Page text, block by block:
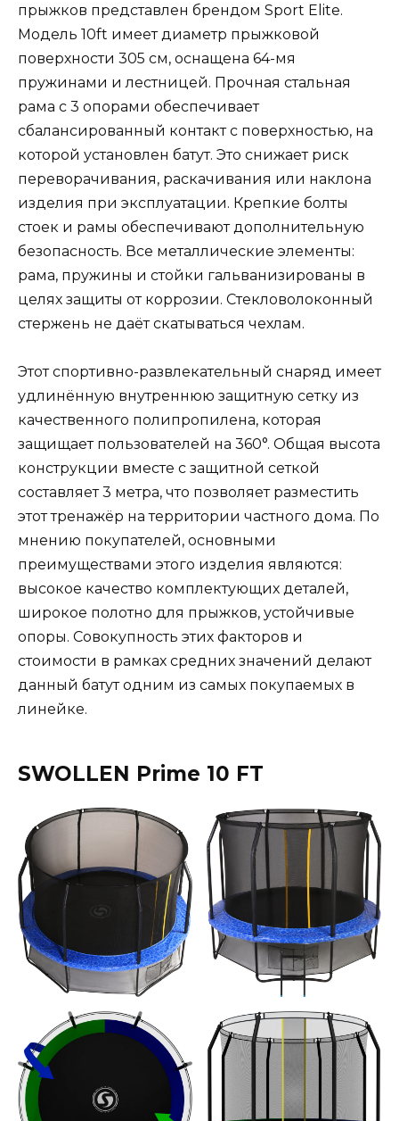
прыжков представлен брендом Sport Elite.
Модель 10ft имеет диаметр прыжковой
поверхности 305 см, оснащена 64-мя
пружинами и лестницей. Прочная стальная
рама с 3 опорами обеспечивает
сбалансированный контакт с поверхностью, на
которой установлен батут. Это снижает риск
переворачивания, раскачивания или наклона
изделия при эксплуатации. Крепкие болты
стоек и рамы обеспечивают дополнительную
безопасность. Все металлические элементы:
рама, пружины и стойки гальванизированы в
целях защиты от коррозии. Стекловолоконный
стержень не даёт скатываться чехлам.
Этот спортивно-развлекательный снаряд имеет
удлинённую внутреннюю защитную сетку из
качественного полипропилена, которая
защищает пользователей на 360°. Общая высота
конструкции вместе с защитной сеткой
составляет 3 метра, что позволяет разместить
этот тренажёр на территории частного дома. По
мнению покупателей, основными
преимуществами этого изделия являются:
высокое качество комплектующих деталей,
широкое полотно для прыжков, устойчивые
опоры. Совокупность этих факторов и
стоимости в рамках средних значений делают
данный батут одним из самых покупаемых в
линейке.
SWOLLEN Prime 10 FT